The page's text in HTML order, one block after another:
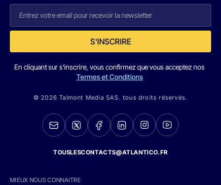
S'INSCRIRE
En cliquant sur s'inscrire, vous confirmez que vous acceptez nos
Termes et Conditions
© 2026 Talmont Media SAS. tous droits réservés.
TOUSLESCONTACTS@ATLANTICO.FR
MIEUX NOUS CONNAITRE